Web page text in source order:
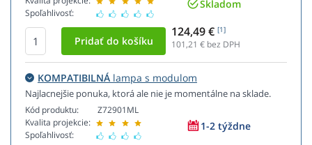
Spoľahlivosť:
Skladom
124,49 € [1]
101,21 € bez DPH
KOMPATIBILNÁ lampa s modulom
Najlacnejšie ponuka, ktorá ale nie je momentálne na sklade.
Kód produktu:
Kvalita projekcie:
Spoľahlivosť:
Z72901ML
1-2 týždne